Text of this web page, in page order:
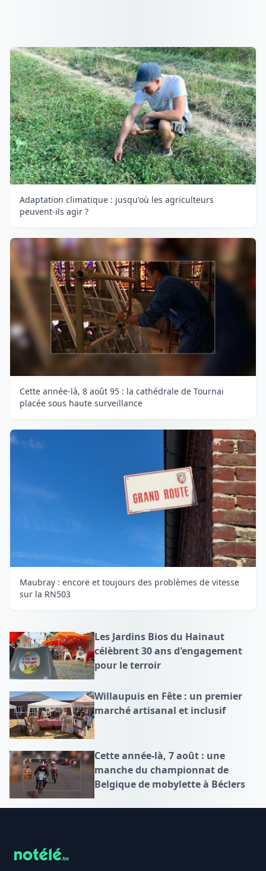
Adaptation climatique : jusqu'où les agriculteurs
peuvent-ils agir ?
Cette année-là, 8 août 95 : la cathédrale de Tournai
placée sous haute surveillance
Maubray : encore et toujours des problèmes de vitesse
sur la RN503
Les Jardins Bios du Hainaut
célèbrent 30 ans d'engagement
pour le terroir
Willaupuis en Fête : un premier
marché artisanal et inclusif
Cette année-là, 7 août : une
manche du championnat de
Belgique de mobylette à Béclers